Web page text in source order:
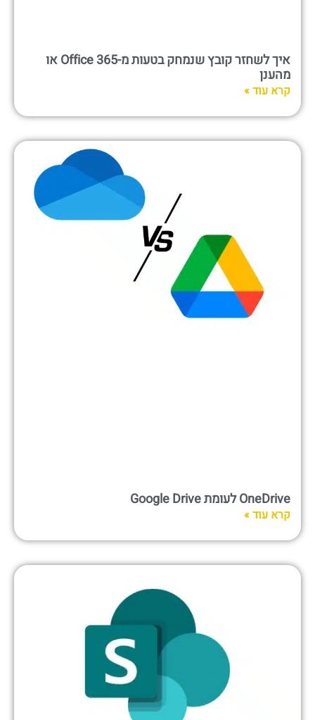
איך לשחזר קובץ שנמחק בטעות מ-Office 365 או
מהענן
קרא עוד »
OneDrive לעומת Google Drive
קרא עוד »